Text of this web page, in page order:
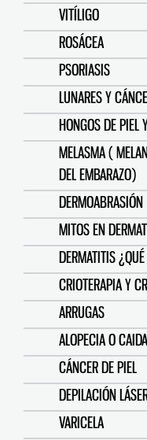
VITÍLIGO
ROSÁCEA
PSORIASIS
LUNARES Y
HONGOS DE PIEL
MELASMA (
DEL EMBARAZO)
DERMOABRASIÓN
MITOS EN
DERMATITIS
CRIOTERAPIA Y
ARRUGAS
ALOPECIA O
CÁNCER DE PIEL
DEPILACIÓN
VARICELA